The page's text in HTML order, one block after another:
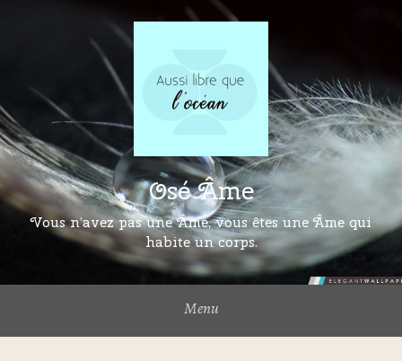
Osé Âme
Vous n’avez pas une Âme, vous êtes une Âme qui
habite un corps.
Menu